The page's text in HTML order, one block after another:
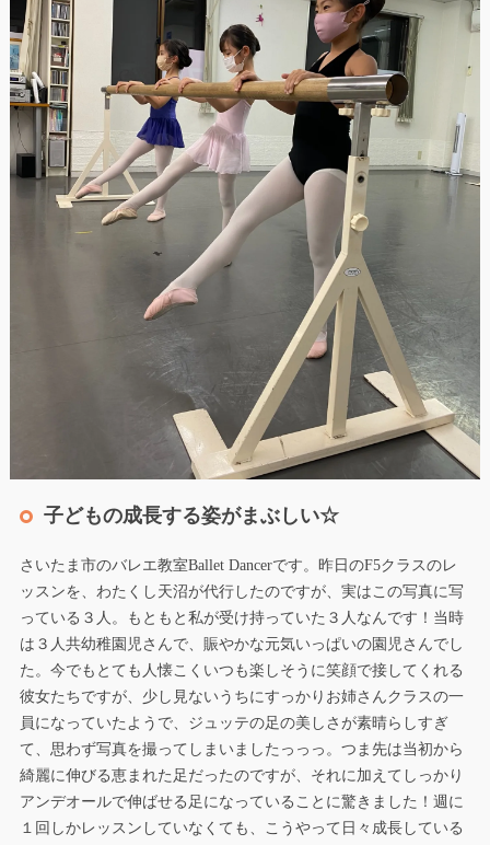
子どもの成長する姿がまぶしい☆
さいたま市のバレエ教室Ballet Dancerです。昨日のF5クラスのレ
ッスンを、わたくし天沼が代行したのですが、実はこの写真に写
っている３人。もともと私が受け持っていた３人なんです！当時
は３人共幼稚園児さんで、賑やかな元気いっぱいの園児さんでし
た。今でもとても人懐こくいつも楽しそうに笑顔で接してくれる
彼女たちですが、少し見ないうちにすっかりお姉さんクラスの一
員になっていたようで、ジュッテの足の美しさが素晴らしすぎ
て、思わず写真を撮ってしまいましたっっっ。つま先は当初から
綺麗に伸びる恵まれた足だったのですが、それに加えてしっかり
アンデオールで伸ばせる足になっていることに驚きました！週に
１回しかレッスンしていなくても、こうやって日々成長している